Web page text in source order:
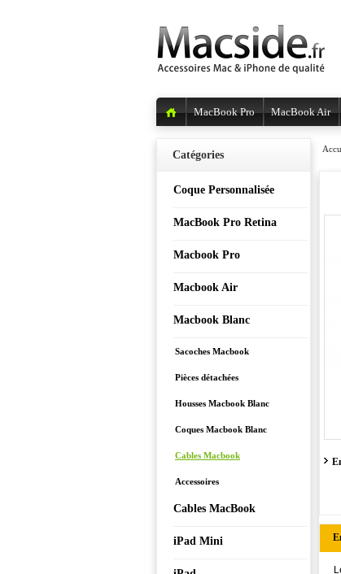
MacBook Pro MacBook Air
Catégories
Coque Personnalisée
MacBook Pro Retina
Macbook Pro
Macbook Air
Macbook Blanc
Sacoches Macbook
Pièces détachées
Housses Macbook Blanc
Coques Macbook Blanc
Cables Macbook
Accessoires
Cables MacBook
iPad Mini